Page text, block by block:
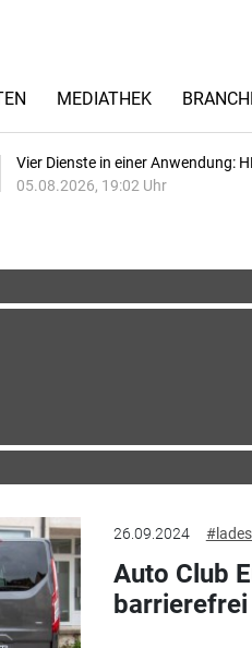
MEDIATHEK
Vier Dienste in einer Anwendung:
05.08.2026, 19:02 Uhr
26.09.2024
Auto Club
barrierefrei